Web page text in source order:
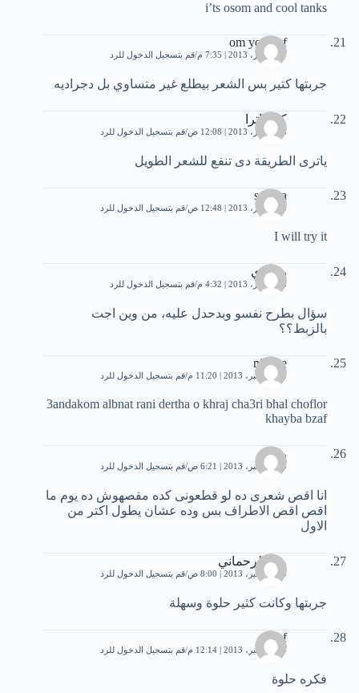
i’ts osom and cool tanks
om youssef
7 ديسمبر، 2013 | 7:35 م قم بتسجيل الدخول للرد
جربتها كتير بس الشعر بيطلع غير متساوي بل دجراديه
كليوباترا
8 ديسمبر، 2013 | 12:08 ص قم بتسجيل الدخول للرد
ياترى الطريقة دى تنفع للشعر الطويل
samira
8 ديسمبر، 2013 | 12:48 ص قم بتسجيل الدخول للرد
I will try it
رووري
8 ديسمبر، 2013 | 4:32 م قم بتسجيل الدخول للرد
سؤال بطرح نفسو وبدحدل عليه، من وين اجت
بالزبط؟؟
nisrine
13 ديسمبر، 2013 | 11:20 م قم بتسجيل الدخول للرد
3andakom albnat rani dertha o khraj cha3ri bhal choflor
khayba bzaf
رؤءه
14 ديسمبر، 2013 | 6:21 ص قم بتسجيل الدخول للرد
انا اقص شعرى ده لو قطعونى كده مقصهوش ده يوم ما
اقص اقص الاطراف بس وده عشان يطول اكتر من
الاول
منة الرحماني
14 ديسمبر، 2013 | 8:00 ص قم بتسجيل الدخول للرد
جربتها وكانت كثير حلوة وسهلة
rahaf
14 ديسمبر، 2013 | 12:14 م قم بتسجيل الدخول للرد
فكره حلوة